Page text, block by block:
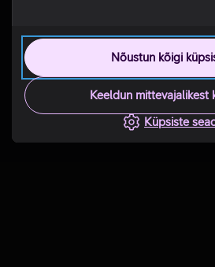
Nõustun kõigi
Keeldun mittevajalikest
Küpsiste